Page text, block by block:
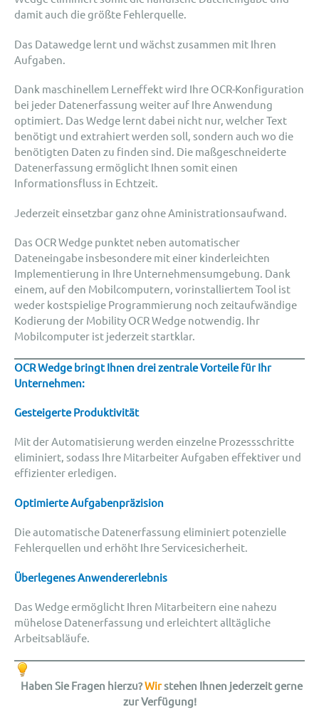
damit auch die größte Fehlerquelle.
Das Datawedge lernt und wächst zusammen mit Ihren
Aufgaben.
Dank maschinellem Lerneffekt wird Ihre OCR-Konfiguration
bei jeder Datenerfassung weiter auf Ihre Anwendung
optimiert. Das Wedge lernt dabei nicht nur, welcher Text
benötigt und extrahiert werden soll, sondern auch wo die
benötigten Daten zu finden sind. Die maßgeschneiderte
Datenerfassung ermöglicht Ihnen somit einen
Informationsfluss in Echtzeit.
Jederzeit einsetzbar ganz ohne Aministrationsaufwand.
Das OCR Wedge punktet neben automatischer
Dateneingabe insbesondere mit einer kinderleichten
Implementierung in Ihre Unternehmensumgebung. Dank
einem, auf den Mobilcomputern, vorinstalliertem Tool ist
weder kostspielige Programmierung noch zeitaufwändige
Kodierung der Mobility OCR Wedge notwendig. Ihr
Mobilcomputer ist jederzeit startklar.
OCR Wedge bringt Ihnen drei zentrale Vorteile für Ihr
Unternehmen:
Gesteigerte Produktivität
Mit der Automatisierung werden einzelne Prozessschritte
eliminiert, sodass Ihre Mitarbeiter Aufgaben effektiver und
effizienter erledigen.
Optimierte Aufgabenpräzision
Die automatische Datenerfassung eliminiert potenzielle
Fehlerquellen und erhöht Ihre Servicesicherheit.
Überlegenes Anwendererlebnis
Das Wedge ermöglicht Ihren Mitarbeitern eine nahezu
mühelose Datenerfassung und erleichtert alltägliche
Arbeitsabläufe.
Haben Sie Fragen hierzu?Wirstehen Ihnen jederzeit gerne
zur Verfügung!